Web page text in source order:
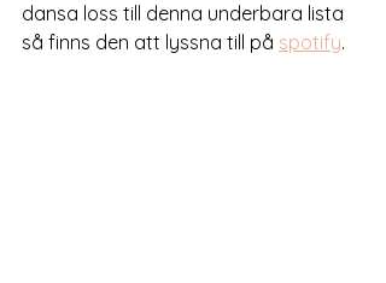
dansa loss till denna underbara lista
så finns den att lyssna till på spotify.